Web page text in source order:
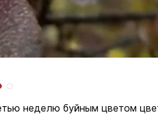
неделю буйным цветом